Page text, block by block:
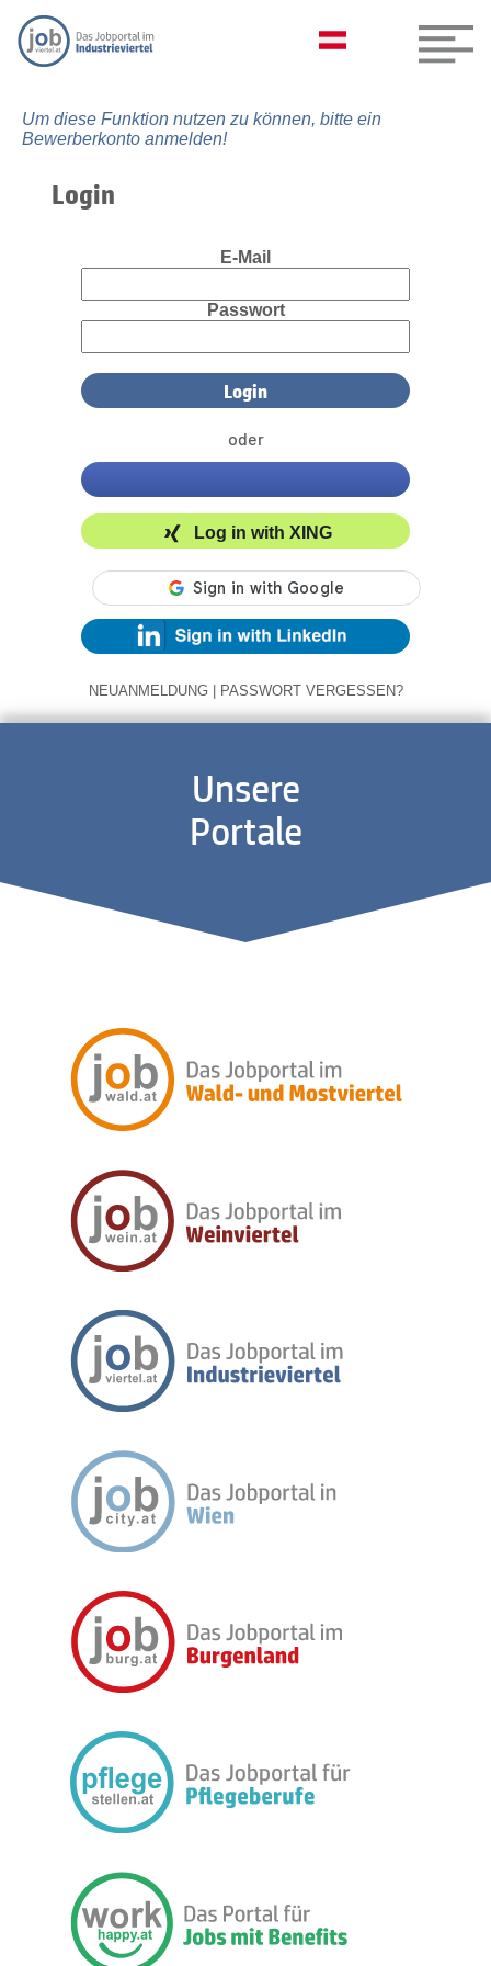
Um diese Funktion nutzen zu können, bitte ein
Bewerberkonto anmelden!
Login
E-Mail
Passwort
oder
Log in with XING
NEUANMELDUNG | PASSWORT VERGESSEN?
Unsere
Portale